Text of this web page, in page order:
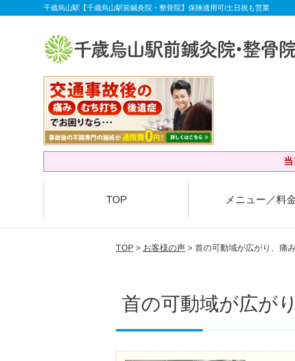
千歳烏山駅【千歳烏山駅前鍼灸院・整骨院】保険適用可/土日祝も営業
TOP メニュー／料
TOP > お客様の声 > 首の可動域が広がり、痛
首の可動域が広が